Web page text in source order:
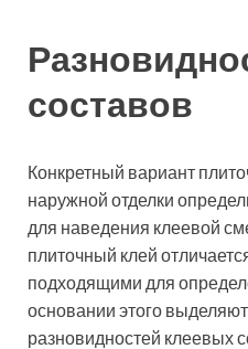
составов
Конкретный вариант
наружной отделки
для наведения клеевой
плиточный клей
подходящими для
основании этого
разновидностей клеевых